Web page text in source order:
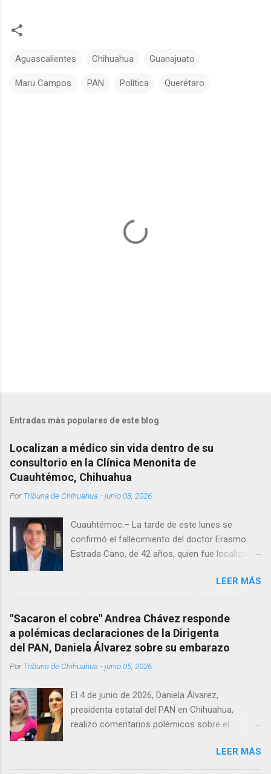
Aguascalientes Chihuahua Guanajuato
Maru Campos PAN Política Querétaro
Entradas más populares de este blog
Localizan a médico sin vida dentro de su
consultorio en la Clínica Menonita de
Cuauhtémoc, Chihuahua
PorTribuna de Chihuahua -junio 08, 2026
Cuauhtémoc.– La tarde de este lunes se
confirmó el fallecimiento del doctor Erasmo
Estrada Cano, de 42 años, quien fue localizado
Menonita, ubicada en el kilómetro 10 del
Corredor Comercial. Según reportes el médico
se habría quitado la vida mientras permanecía
encerrado en el consultorio, por lo que
autoridades tuvieron que derribar la puerta,
Estrada, quien se desempeñó como presidente
un médico reconocido en la región.
LEER MÁS
"Sacaron el cobre" Andrea Chávez responde
a polémicas declaraciones de la Dirigenta
del PAN, Daniela Álvarez sobre su embarazo
PorTribuna de Chihuahua -junio 05, 2026
El 4 de junio de 2026, Daniela Álvarez,
presidenta estatal del PAN en Chihuahua,
realizo comentarios polémicos sobre el
Chávez. “acuérdense que su bebé está por
nacer”, expresó al ser cuestionada sobre si la
LEER MÁS